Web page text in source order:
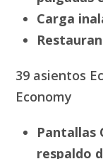
Carga
39 asientos
Economy
Pantallas
respaldo